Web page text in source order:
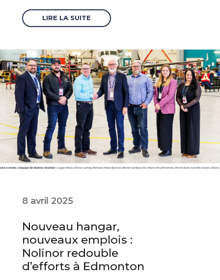
LIRE LA SUITE
8 avril 2025
Nouveau hangar,
nouveaux emplois :
Nolinor redouble
d’efforts à Edmonton